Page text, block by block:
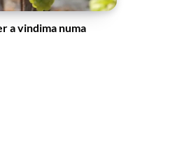
a vindima numa